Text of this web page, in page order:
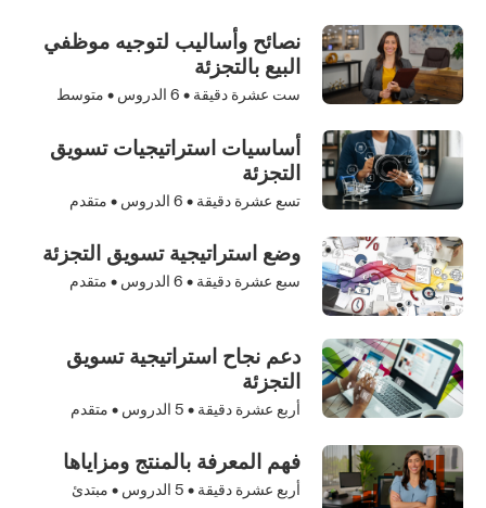
نصائح وأساليب لتوجيه موظفي
البيع بالتجزئة‬
ست عشرة دقيقة • 6 الدروس • متوسط
أساسيات استراتيجيات تسويق
التجزئة
تسع عشرة دقيقة • 6 الدروس • متقدم
وضع استراتيجية تسويق التجزئة
سبع عشرة دقيقة • 6 الدروس • متقدم
دعم نجاح استراتيجية تسويق
التجزئة
أربع عشرة دقيقة • 5 الدروس • متقدم
فهم المعرفة بالمنتج ومزاياها
أربع عشرة دقيقة • 5 الدروس • مبتدئ